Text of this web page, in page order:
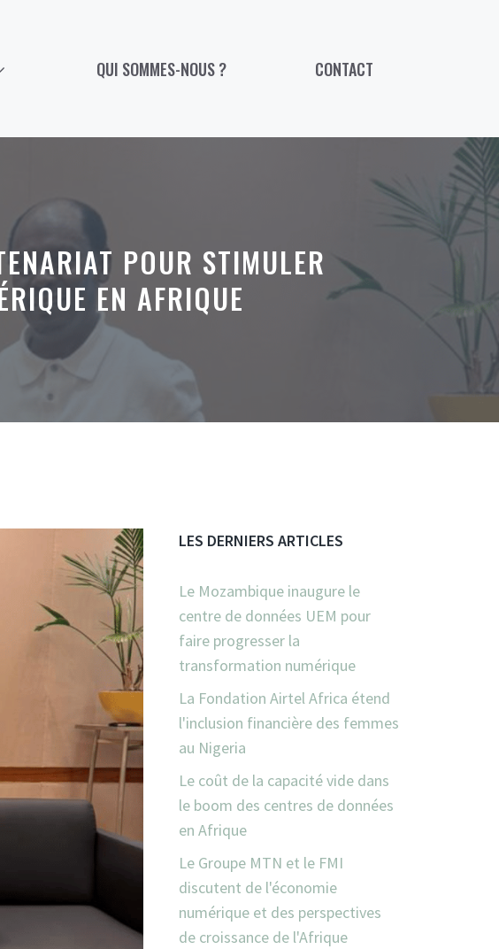
QUI SOMMES-NOUS ? CONTACT
POUR STIMULER
EN AFRIQUE
LES DERNIERS ARTICLES
Le Mozambique inaugure le
centre de données UEM pour
faire progresser la
transformation numérique
La Fondation Airtel Africa étend
l'inclusion financière des femmes
au Nigeria
Le coût de la capacité vide dans
le boom des centres de données
en Afrique
Le Groupe MTN et le FMI
discutent de l'économie
numérique et des perspectives
de croissance de l'Afrique